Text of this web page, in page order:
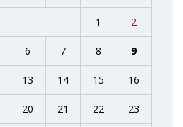
1 2
6 7 8 9
13 14 15 16
20 21 22 23